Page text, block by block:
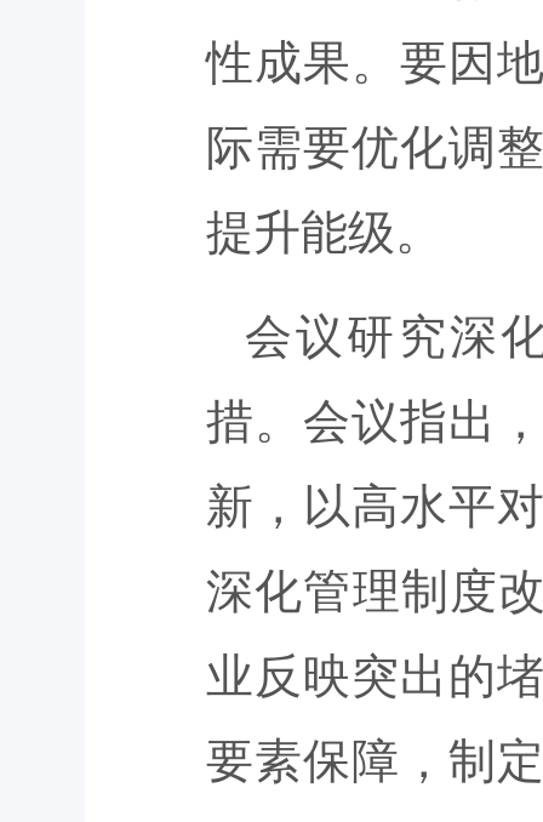
性成果。要因
际需要优化调
提升能级。
会议研究深
措。会议指出
新，以高水平
深化管理制度
业反映突出的
要素保障，制